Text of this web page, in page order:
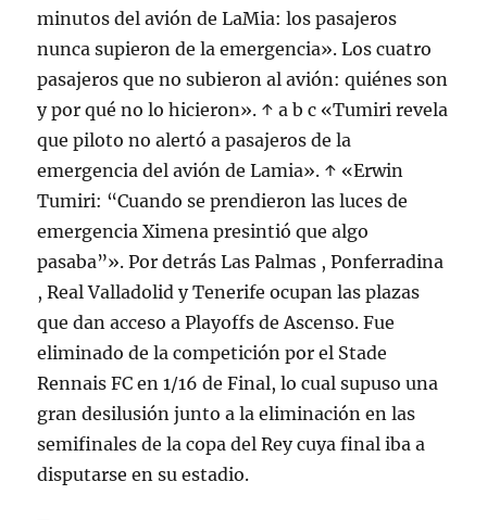
minutos del avión de LaMia: los pasajeros
nunca supieron de la emergencia». Los cuatro
pasajeros que no subieron al avión: quiénes son
y por qué no lo hicieron». ↑ a b c «Tumiri revela
que piloto no alertó a pasajeros de la
emergencia del avión de Lamia». ↑ «Erwin
Tumiri: “Cuando se prendieron las luces de
emergencia Ximena presintió que algo
pasaba”». Por detrás Las Palmas , Ponferradina
, Real Valladolid y Tenerife ocupan las plazas
que dan acceso a Playoffs de Ascenso. Fue
eliminado de la competición por el Stade
Rennais FC en 1/16 de Final, lo cual supuso una
gran desilusión junto a la eliminación en las
semifinales de la copa del Rey cuya final iba a
disputarse en su estadio.